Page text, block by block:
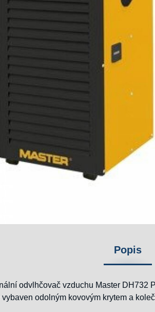
Popis
odvlhčovač vzduchu Master DH732
odolným kovovým krytem a